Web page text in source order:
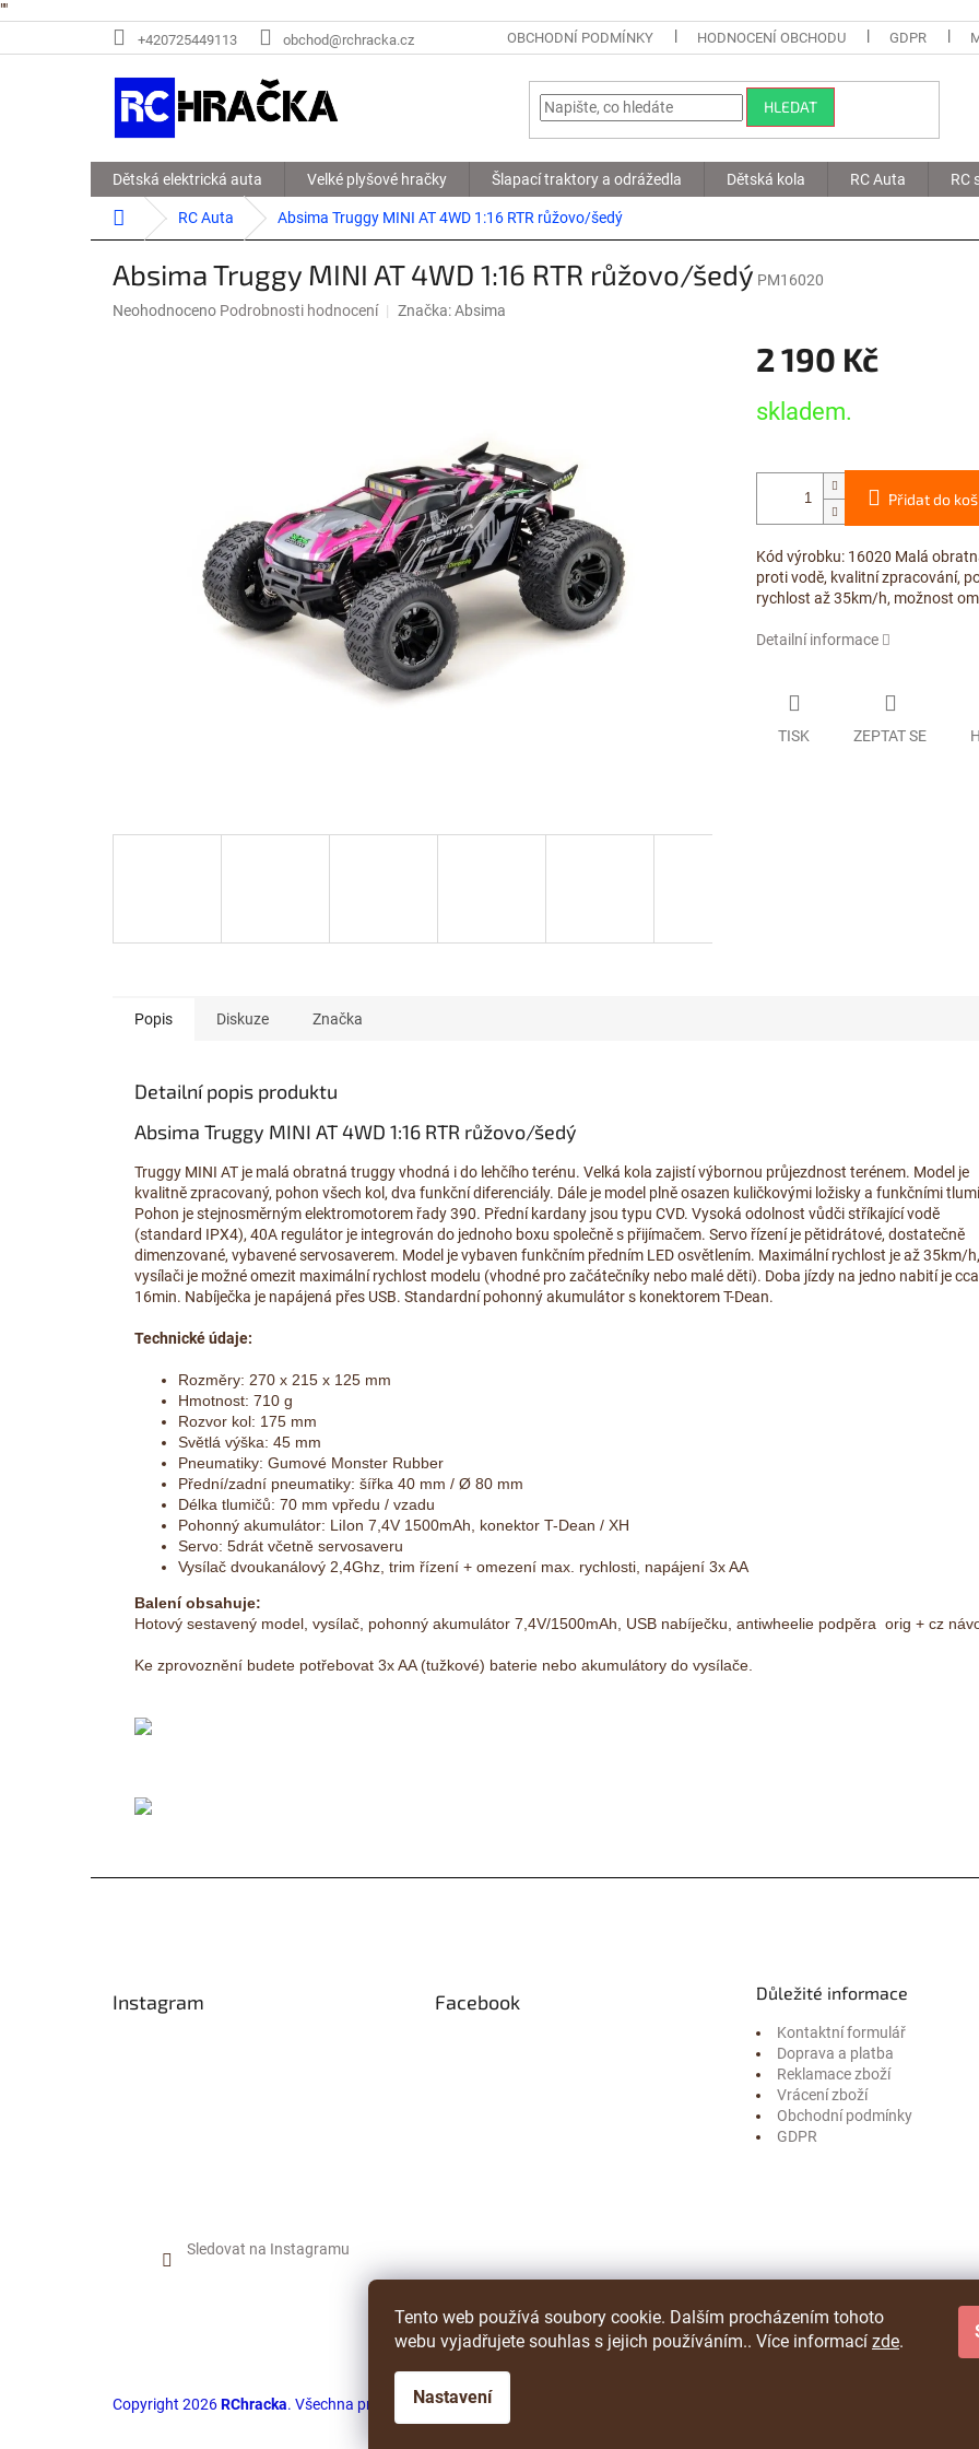
""
Tento web používá soubory cookie. Dalším procházením tohoto
webu vyjadřujete souhlas s jejich používáním.. Více informací zde.
Nastavení
na
+420725449113 obchod@rchracka.cz OBCHODNÍ PODMÍNKY HODNOCENÍ OBCHODU GDPR
HLEDAT
Dětská elektrická auta Velké plyšové hračky Šlapací traktory a odrážedla Dětská kola RC Auta RC
Domů RC Auta Absima Truggy MINI AT 4WD 1:16 RTR růžovo/šedý
Absima Truggy MINI AT 4WD 1:16 RTR růžovo/šedý PM16020
Průměrné
Neohodnoceno Podrobnosti hodnocení Značka:Absima
2 190 Kč
cena:
skladem.
Přidat do
Kód výrobku: 16020 Malá
proti vodě, kvalitní zpracování,
rychlost až 35km/h, možnost
Detailní informace
TISK ZEPTAT SE
Popis Diskuze Značka
Detailní popis produktu
Absima Truggy MINI AT 4WD 1:16 RTR růžovo/šedý
Truggy MINI AT je malá obratná truggy vhodná i do lehčího terénu. Velká kola zajistí výbornou průjezdnost terénem. Model je
kvalitně zpracovaný, pohon všech kol, dva funkční diferenciály. Dále je model plně osazen kuličkovými ložisky a funkčními
Pohon je stejnosměrným elektromotorem řady 390. Přední kardany jsou typu CVD. Vysoká odolnost vůdči stříkající vodě
(standard IPX4), 40A regulátor je integrován do jednoho boxu společně s přijímačem. Servo řízení je pětidrátové, dostatečně
dimenzované, vybavené servosaverem. Model je vybaven funkčním předním LED osvětlením. Maximální rychlost je až 35km/
vysílači je možné omezit maximální rychlost modelu (vhodné pro začátečníky nebo malé děti). Doba jízdy na jedno nabití je cca
16min. Nabíječka je napájená přes USB. Standardní pohonný akumulátor s konektorem T-Dean.
Technické údaje:
Rozměry: 270 x 215 x 125 mm
Hmotnost: 710 g
Rozvor kol: 175 mm
Světlá výška: 45 mm
Pneumatiky: Gumové Monster Rubber
Přední/zadní pneumatiky: šířka 40 mm / Ø 80 mm
Délka tlumičů: 70 mm vpředu / vzadu
Pohonný akumulátor: LiIon 7,4V 1500mAh, konektor T-Dean / XH
Servo: 5drát včetně servosaveru
Vysílač dvoukanálový 2,4Ghz, trim řízení + omezení max. rychlosti, napájení 3x AA
Balení obsahuje:
Hotový sestavený model, vysílač, pohonný akumulátor 7,4V/1500mAh, USB nabíječku, antiwheelie podpěra orig + cz
Ke zprovoznění budete potřebovat 3x AA (tužkové) baterie nebo akumulátory do vysílače.
Instagram
Sledovat na Instagramu
Facebook Důležité informace
Kontaktní formulář
Doprava a platba
Reklamace zboží
Vrácení zboží
Obchodní podmínky
GDPR
Copyright 2026RChracka. Všechna práva vyhrazena.